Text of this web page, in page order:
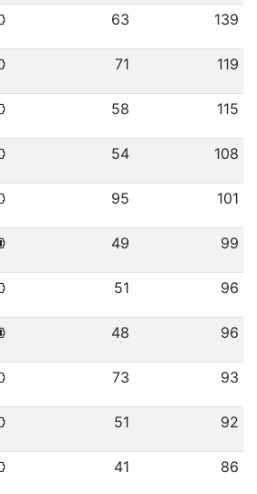
63 139
71 119
58 115
54 108
95 101
49 99
51 96
48 96
73 93
51 92
41 86